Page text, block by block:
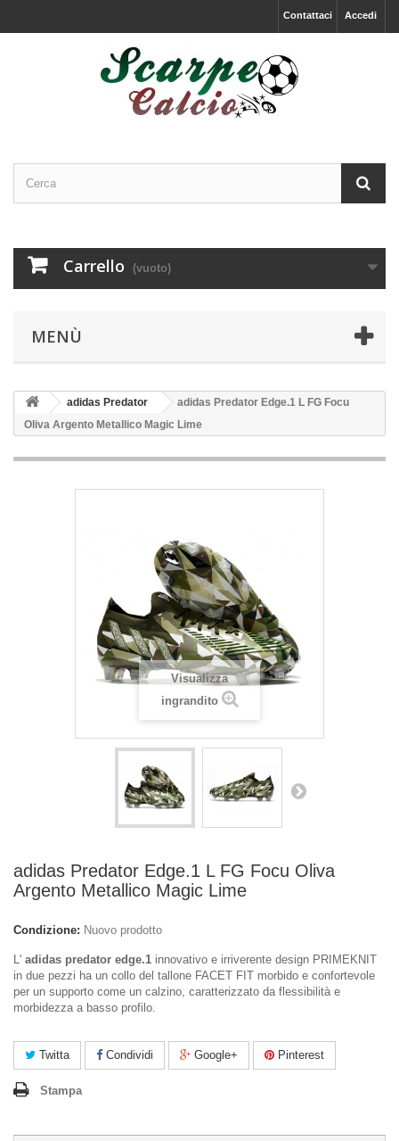
Accedi
Contattaci
Carrello (vuoto)
MENÙ
adidas Predator
adidas Predator Edge.1 L FG Focu
Oliva Argento Metallico Magic Lime
Visualizza
ingrandito
adidas Predator Edge.1 L FG Focu Oliva
Argento Metallico Magic Lime
Condizione: Nuovo prodotto
L' adidas predator edge.1 innovativo e irriverente design PRIMEKNIT
in due pezzi ha un collo del tallone FACET FIT morbido e confortevole
per un supporto come un calzino, caratterizzato da flessibilità e
morbidezza a basso profilo.
Twitta Condividi Google+ Pinterest
Stampa